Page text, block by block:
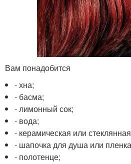
Вам понадобится
- хна;
- басма;
- лимонный сок;
- вода;
- керамическая или
- шапочка для душа или
- полотенце;